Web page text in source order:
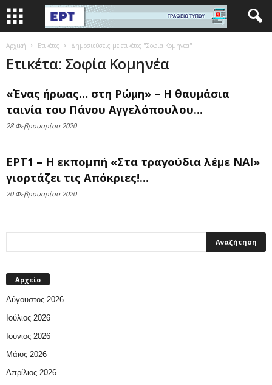
Αρχική Ετικέτες Δημοσιεύσεις με ετικέτες "Σοφία Κομηνέα"
Ετικέτα: Σοφία Κομηνέα
«Ένας ήρωας… στη Ρώμη» – Η θαυμάσια
ταινία του Πάνου Αγγελόπουλου...
28 Φεβρουαρίου 2020
ΕΡΤ1 – Η εκπομπή «Στα τραγούδια λέμε ΝΑΙ»
γιορτάζει τις Απόκριες!...
20 Φεβρουαρίου 2020
Αρχείο
Αύγουστος 2026
Ιούλιος 2026
Ιούνιος 2026
Μάιος 2026
Απρίλιος 2026